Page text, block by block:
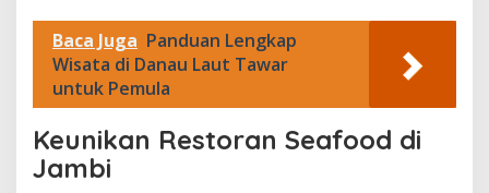
Baca Juga Panduan Lengkap
Wisata di Danau Laut Tawar
untuk Pemula
Keunikan Restoran Seafood di
Jambi